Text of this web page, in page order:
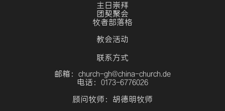
主日崇拜
团契聚会
牧者部落格
教会活动
联系方式
邮箱：church-gh@china-church.de
电话：0173-6776026
顾问牧师：胡德明牧师